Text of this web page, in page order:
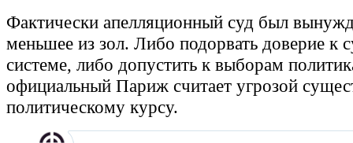
Фактически апелляционный суд был
меньшее из зол. Либо подорвать доверие к
системе, либо допустить к выборам
официальный Париж считает угрозой
политическому курсу.